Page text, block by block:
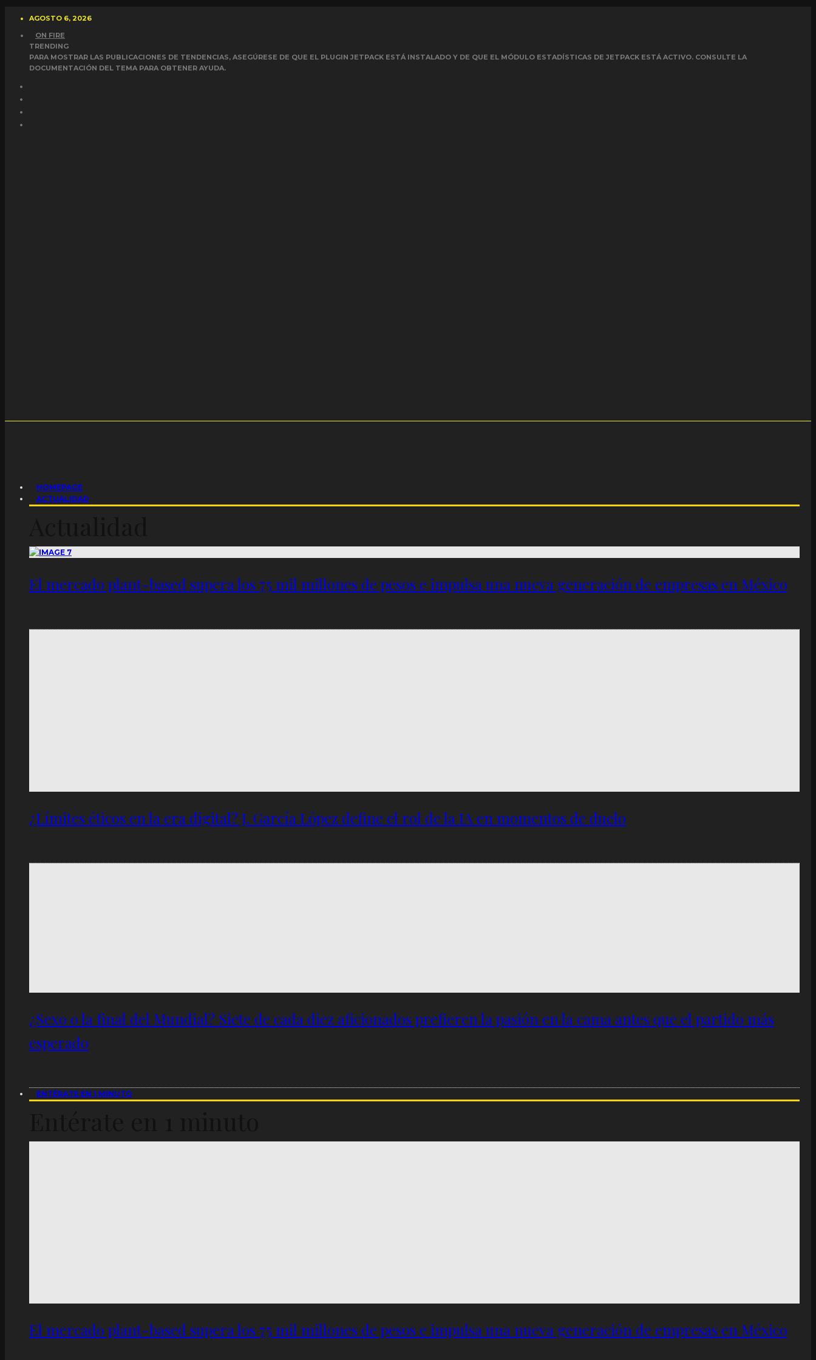
AGOSTO 6, 2026
ON FIRE
TRENDING
PARA MOSTRAR LAS PUBLICACIONES DE TENDENCIAS, ASEGÚRESE DE QUE EL PLUGIN JETPACK ESTÁ INSTALADO Y DE QUE EL MÓDULO ESTADÍSTICAS DE JETPACK ESTÁ ACTIVO. CONSULTE LA
DOCUMENTACIÓN DEL TEMA PARA OBTENER AYUDA.
HOMEPAGE
ACTUALIDAD
El mercado plant-based supera los 75 mil millones de pesos e impulsa una nueva generación de empresas en México
¿Límites éticos en la era digital? J. García López define el rol de la IA en momentos de duelo
¿Sexo o la final del Mundial? Siete de cada diez aficionados prefieren la pasión en la cama antes que el partido más
esperado
ENTÉRATE EN 1 MINUTO
El mercado plant-based supera los 75 mil millones de pesos e impulsa una nueva generación de empresas en México